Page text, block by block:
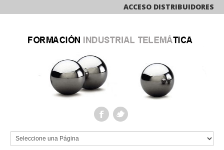
ACCESO DISTRIBUIDORES